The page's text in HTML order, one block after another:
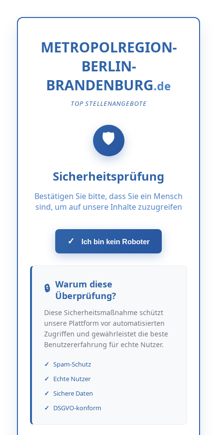
METROPOLREGION-
BERLIN-
BRANDENBURG
TOP STELLENANGEBOTE
Sicherheitsprüfung
Bestätigen Sie bitte, dass Sie ein Mensch
sind, um auf unsere Inhalte zuzugreifen
✓ Ich bin kein Roboter
Warum diese
Überprüfung?
Diese Sicherheitsmaßnahme schützt
unsere Plattform vor automatisierten
Zugriffen und gewährleistet die beste
Benutzererfahrung für echte Nutzer.
Spam-Schutz
Echte Nutzer
Sichere Daten
DSGVO-konform